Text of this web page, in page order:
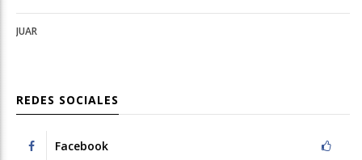
JUAR
REDES SOCIALES
Facebook